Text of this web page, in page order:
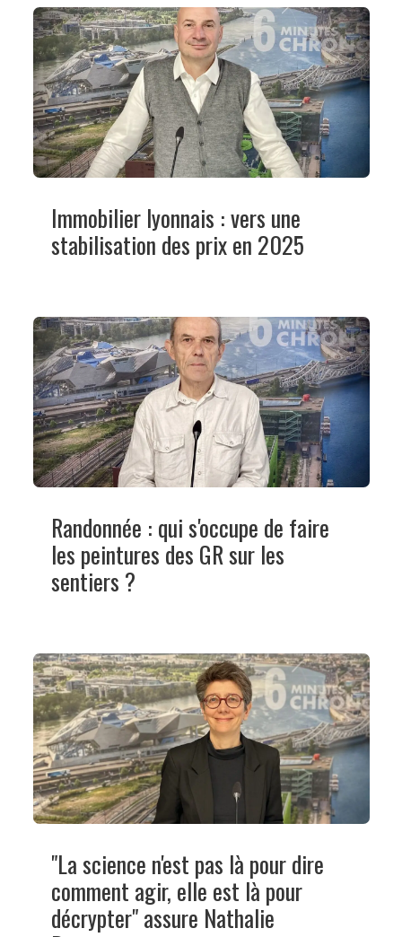
Immobilier lyonnais : vers une
stabilisation des prix en 2025
Randonnée : qui s'occupe de faire
les peintures des GR sur les
sentiers ?
"La science n'est pas là pour dire
comment agir, elle est là pour
décrypter" assure Nathalie